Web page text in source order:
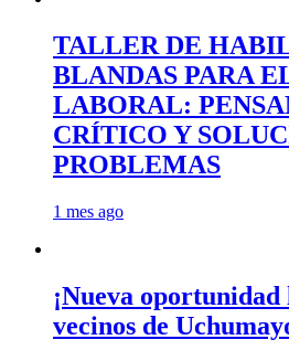
TALLER DE
BLANDAS PARA
LABORAL:
CRÍTICO Y
PROBLEMAS
1 mes ago
¡Nueva
vecinos de